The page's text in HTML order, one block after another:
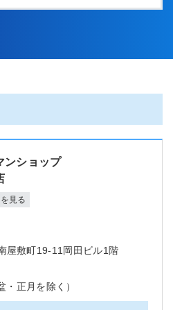
ンショップ
見る
屋敷町19-11岡田ビル1階
正月を除く）